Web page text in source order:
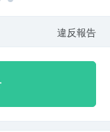
違反報告